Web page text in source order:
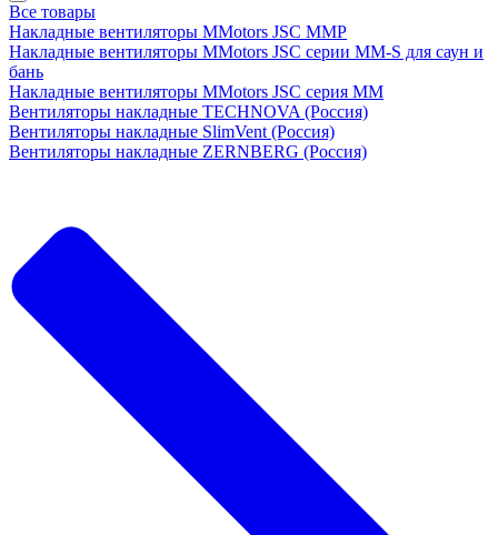
Все товары
Накладные вентиляторы MMotors JSC MMP
Накладные вентиляторы MMotors JSC серии MM-S для саун и
бань
Накладные вентиляторы MMotors JSC серия МM
Вентиляторы накладные TECHNOVA (Россия)
Вентиляторы накладные SlimVent (Россия)
Вентиляторы накладные ZERNBERG (Россия)